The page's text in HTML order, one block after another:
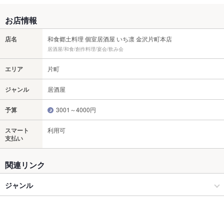
お店情報
店名 和食郷土料理 個室居酒屋 いち凛 金沢片町本店
居酒屋/和食/創作料理/宴会/飲み会
エリア 片町
ジャンル 居酒屋
予算 3001～4000円
スマート
支払い
利用可
関連リンク
ジャンル